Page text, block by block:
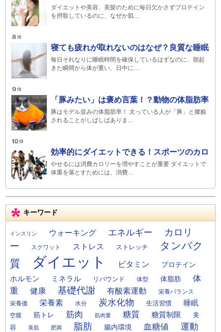
ダイエットや美容、美髪のために毎日欠かさずプロテイン
を摂取しているのに、なぜか肌…
寝ても疲れが取れないのはなぜ？良質な睡眠
毎日それなりに睡眠時間を確保しているはずなのに、朝起
きた瞬間から体が重い、日中に…
「豚みたい」は褒め言葉！？動物の体脂肪率
豚はモデル並みの体脂肪率！ 太っている人が「豚」と揶揄
されることがしばしばありま…
効率的にダイエットできる！スポーツのカロ
やせるには消費カロリーを増やすことが重要 ダイエットで
体重を落とすためには、消費…
キーワード
インスリン ウォーキング エネルギー
カロリ
ー
スクワット ストレス ストレッチ
タンパク
質
ダイエット ビタミン
プロテイン
ホルモン
ミネラル リバウンド 体型 体脂肪
体
重
健康 基礎代謝 有酸素運動 栄養バランス
栄養価 栄養素 水分 炭水化物 生活習慣 睡眠
空腹 筋トレ 筋肉 筋肉量 糖質 糖質制限
美
容
美肌 肥満 脂肪 腸内環境 血糖値 運動